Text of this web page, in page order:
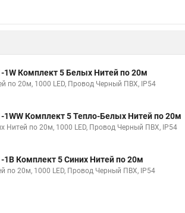
1W Комплект 5 Белых Нитей по 20м
по 20м, 1000 LED, Провод Черный ПВХ, IP54
1WW Комплект 5 Тепло-Белых Нитей по 20м
Нитей по 20м, 1000 LED, Провод Черный ПВХ, IP54
1B Комплект 5 Синих Нитей по 20м
по 20м, 1000 LED, Провод Черный ПВХ, IP54